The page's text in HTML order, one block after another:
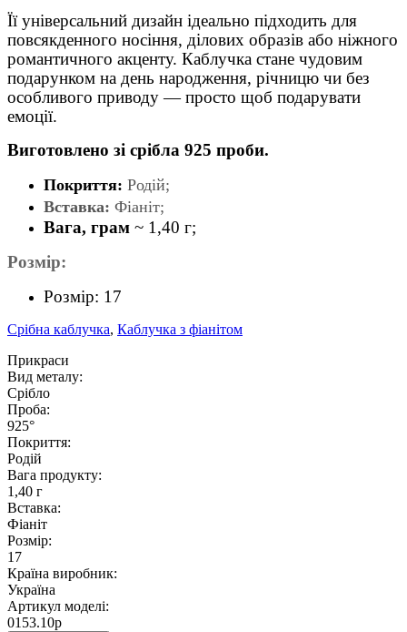
Її універсальний дизайн ідеально підходить для
повсякденного носіння, ділових образів або ніжного
романтичного акценту. Каблучка стане чудовим
подарунком на день народження, річницю чи без
особливого приводу — просто щоб подарувати
емоції.
Виготовлено зі срібла 925 проби.
Покриття: Родій;
Вставка: Фіаніт;
Вага, грам ~ 1,40 г;
Розмір:
Розмір: 17
Срібна каблучка, Каблучка з фіанітом
Прикраси
Вид металу:
Срібло
Проба:
925°
Покриття:
Родій
Вага продукту:
1,40 г
Вставка:
Фіаніт
Розмір:
17
Країна виробник:
Україна
Артикул моделі:
0153.10р